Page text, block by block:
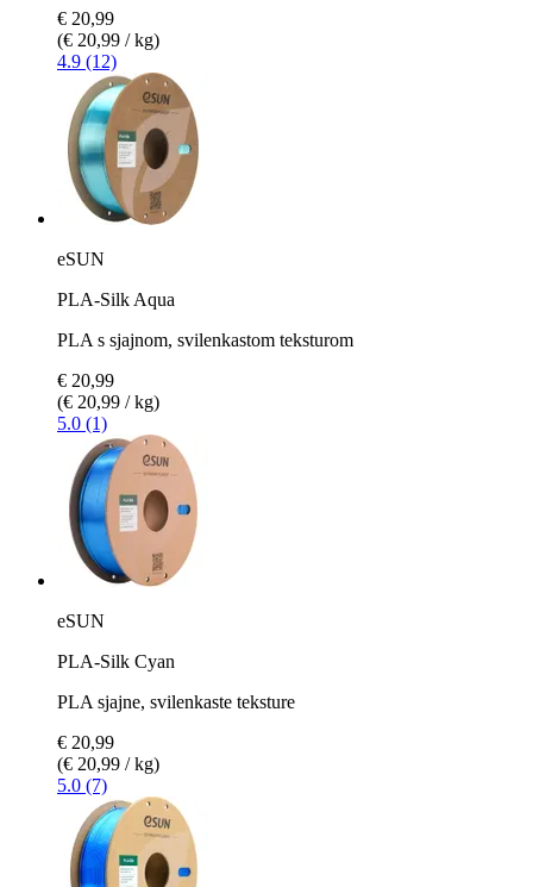
€ 20,99
(€ 20,99 / kg)
4.9 (12)
eSUN
PLA-Silk Aqua
PLA s sjajnom, svilenkastom teksturom
€ 20,99
(€ 20,99 / kg)
5.0 (1)
eSUN
PLA-Silk Cyan
PLA sjajne, svilenkaste teksture
€ 20,99
(€ 20,99 / kg)
5.0 (7)